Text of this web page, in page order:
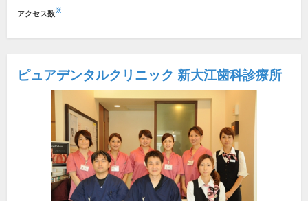
アクセス数※
ピュアデンタルクリニック 新大江歯科診療所